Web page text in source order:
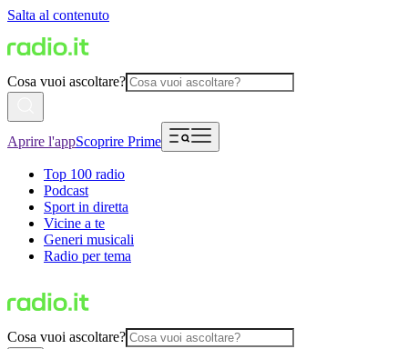
Salta al contenuto
Cosa vuoi ascoltare?
Aprire l'appScoprire Prime
Top 100 radio
Podcast
Sport in diretta
Vicine a te
Generi musicali
Radio per tema
Cosa vuoi ascoltare?